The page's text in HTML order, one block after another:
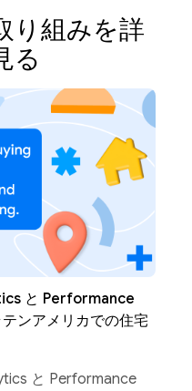
り組みを詳
る
と Performance
ンアメリカでの住宅
と Performance